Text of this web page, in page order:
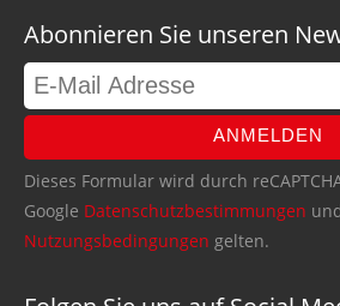
Abonnieren Sie unseren
ANMELDEN
Dieses Formular wird durch
Google Datenschutzbestimmungen
Nutzungsbedingungen gelten.